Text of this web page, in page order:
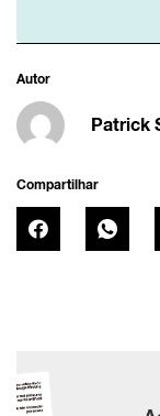
Autor
Patrick
Compartilhar